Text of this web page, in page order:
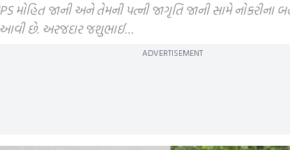
મોહિત જાની અને તેમની પત્ની જાગૃતિ જાની સામે નોકરીના
આવી છે. અરજદાર જશુભાઈ…
ADVERTISEMENT